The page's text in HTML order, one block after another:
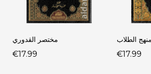
مختصر القدوري
€17.99
منهج الطلاب
€17.99